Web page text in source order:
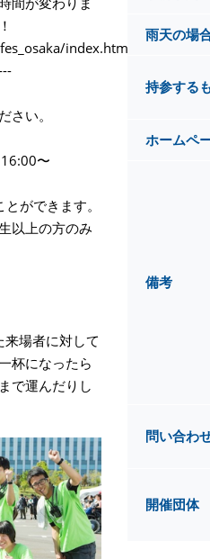
index.html
さい。
〜
ができます。
以上の方のみ
場者に対して
杯になったら
で運んだりし
雨天の場
持参する
ホームペ
備考
問い合わ
開催団体